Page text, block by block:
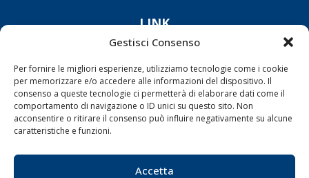
Gestisci Consenso
Per fornire le migliori esperienze, utilizziamo tecnologie come i cookie
per memorizzare e/o accedere alle informazioni del dispositivo. Il
consenso a queste tecnologie ci permetterà di elaborare dati come il
comportamento di navigazione o ID unici su questo sito. Non
acconsentire o ritirare il consenso può influire negativamente su alcune
caratteristiche e funzioni.
Accetta
LINK
Porti/Interporti
Trasporti
Varie